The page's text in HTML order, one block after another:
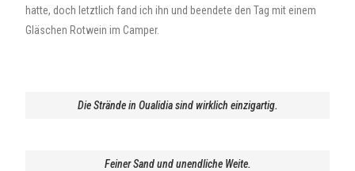
hatte, doch letztlich fand ich ihn und beendete den Tag mit einem
Gläschen Rotwein im Camper.
Die Strände in Oualidia sind wirklich einzigartig.
Feiner Sand und unendliche Weite.